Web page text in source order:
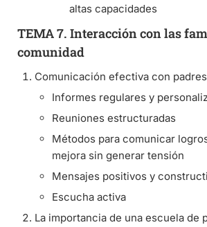
altas capacidades
TEMA 7. Interacción con las
comunidad
Comunicación efectiva con
Informes regulares y
Reuniones estructuradas
Métodos para comunicar
mejora sin generar tensión
Mensajes positivos y
Escucha activa
La importancia de una escuela de